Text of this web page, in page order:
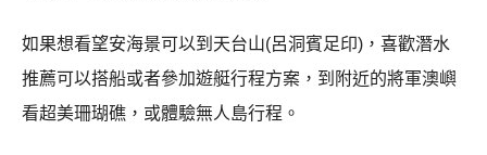
如果想看望安海景可以到天台山(呂洞賓足印)，喜歡潛水
推薦可以搭船或者參加遊艇行程方案，到附近的將軍澳嶼
看超美珊瑚礁，或體驗無人島行程。